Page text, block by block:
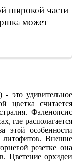
широкой части
может
- это удивительное
цветка считается
Фаленопсис
где располагается
этой особенности
Внешне
розетке, она
Цветение орхидеи